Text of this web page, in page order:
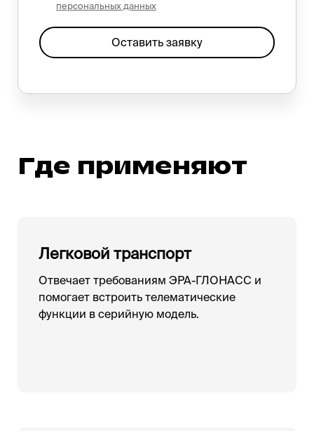
Оставить заявку
персональных данных
Где применяют
Легковой транспорт
Отвечает требованиям ЭРА-ГЛОНАСС и
помогает встроить телематические
функции в серийную модель.